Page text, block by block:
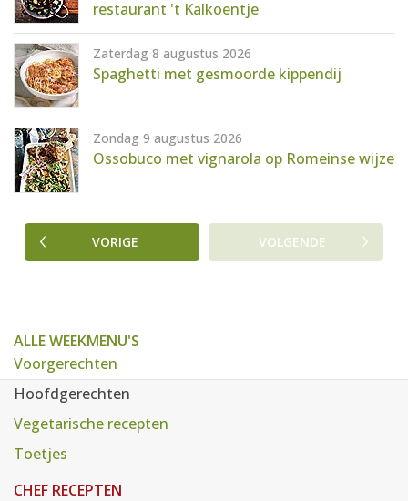
restaurant 't Kalkoentje
Zaterdag 8 augustus 2026
Spaghetti met gesmoorde kippendij
Zondag 9 augustus 2026
Ossobuco met vignarola op Romeinse wijze
VORIGE VOLGENDE
ALLE WEEKMENU'S
Voorgerechten
Hoofdgerechten
Vegetarische recepten
Toetjes
CHEF RECEPTEN